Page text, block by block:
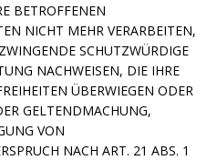
BETROFFENEN
NICHT MEHR VERARBEITEN,
SCHUTZWÜRDIGE
NACHWEISEN, DIE IHRE
ÜBERWIEGEN ODER
GELTENDMACHUNG,
VON
NACH ART. 21 ABS. 1